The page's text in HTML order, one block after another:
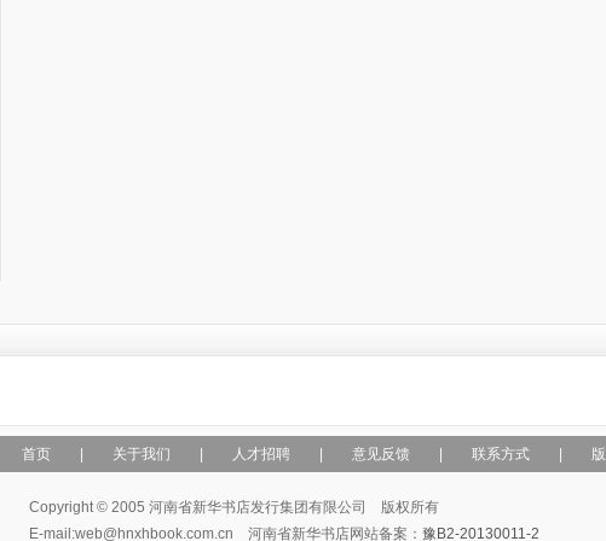
首页| 关于我们 人才招聘| 意见反馈 联系方式|
Copyright © 2005 河南省新华书店发行集团有限公司 版权所有
E-mail:web@hnxhbook.com.cn 河南省新华书店网站备案： 豫B2-20130011-2